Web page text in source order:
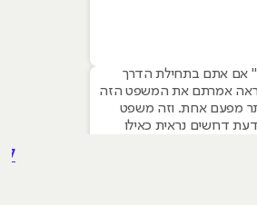
אם אתם בתחילת הדרך
אמרתם את המשפט הזה
מפעם אחת. וזה משפט
דרושים נראית כאילו
אמיתי, כבר צבר ביטחון.